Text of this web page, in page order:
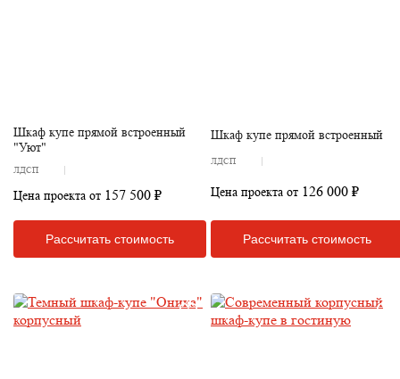
Шкаф купе прямой встроенный
"Уют"
ЛДСП
Цена проекта от 157 500 ₽
Рассчитать стоимость
Шкаф купе прямой встроенный
ЛДСП
Цена проекта от 126 000 ₽
Рассчитать стоимость